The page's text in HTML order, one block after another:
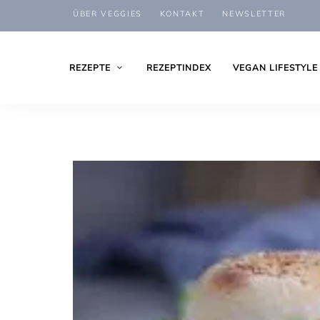
ÜBER VEGGIES KONTAKT NEWSLETTER
REZEPTE REZEPTINDEX VEGAN LIFESTYLE